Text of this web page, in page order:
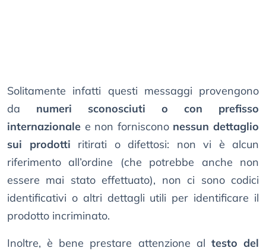
Solitamente infatti questi messaggi provengono
da numeri sconosciuti o con prefisso
internazionale e non forniscono nessun dettaglio
sui prodotti ritirati o difettosi: non vi è alcun
riferimento all’ordine (che potrebbe anche non
essere mai stato effettuato), non ci sono codici
identificativi o altri dettagli utili per identificare il
prodotto incriminato.
Inoltre, è bene prestare attenzione al testo del